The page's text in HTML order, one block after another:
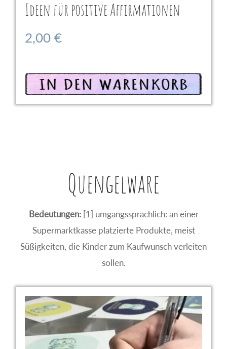
Ideen für positive Affirmationen
2,00 €
In den Warenkorb
Quengelware
Bedeutungen:[1] umgangssprachlich: an einer
Supermarktkasse platzierte Produkte, meist
Süßigkeiten, die Kinder zum Kaufwunsch verleiten
sollen.
Dieses
Produkt
weist
mehrere